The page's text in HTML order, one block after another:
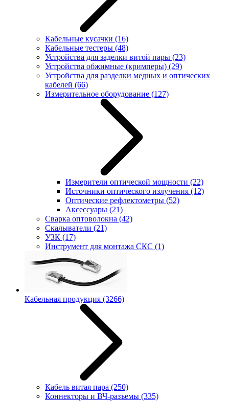
Кабельные кусачки (16)
Кабельные тестеры (48)
Устройства для заделки витой пары (23)
Устройства обжимные (кримперы) (29)
Устройства для разделки медных и оптических
кабелей (66)
Измерительное оборудование (127)
Измерители оптической мощности (22)
Источники оптического излучения (12)
Оптические рефлектометры (52)
Аксессуары (21)
Сварка оптоволокна (42)
Скалыватели (21)
УЗК (17)
Инструмент для монтажа СКС (1)
Кабельная продукция (3266)
Кабель витая пара (250)
Коннекторы и ВЧ-разъемы (335)